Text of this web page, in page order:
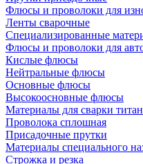
Флюсы и проволоки для
Ленты сварочные
Специализированные
Флюсы и проволоки для
Кислые флюсы
Нейтральные флюсы
Основные флюсы
Высокоосновные флюсы
Материалы для сварки
Проволока сплошная
Присадочные прутки
Материалы специального
Строжка и резка